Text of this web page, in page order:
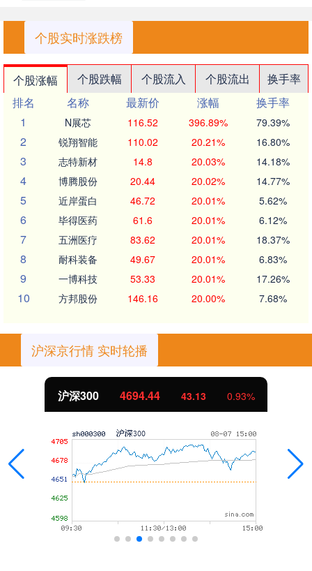
个股实时涨跌榜
个股涨幅 个股跌幅 个股流入 个股流出
换手率
排名
名称 最新价 涨幅
换手率
1
N展芯 116.52 396.89% 79.39%
2 锐翔智能 110.02 20.21% 16.80%
3 志特新材 14.8 20.03% 14.18%
4 博腾股份 20.44 20.02% 14.77%
5 近岸蛋白 46.72 20.01% 5.62%
6 毕得医药 61.6 20.01% 6.12%
7 五洲医疗 83.62 20.01% 18.37%
8 耐科装备 49.67 20.01% 6.83%
9 一博科技 53.33 20.01% 17.26%
10 方邦股份 146.16 20.00% 7.68%
沪深京行情 实时轮播
沪深300 4694.44 43.13 0.93%